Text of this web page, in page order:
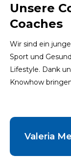
Unsere
Coaches
Wir sind ein
Sport und
Lifestyle. Dank
Knowhow
Valeria